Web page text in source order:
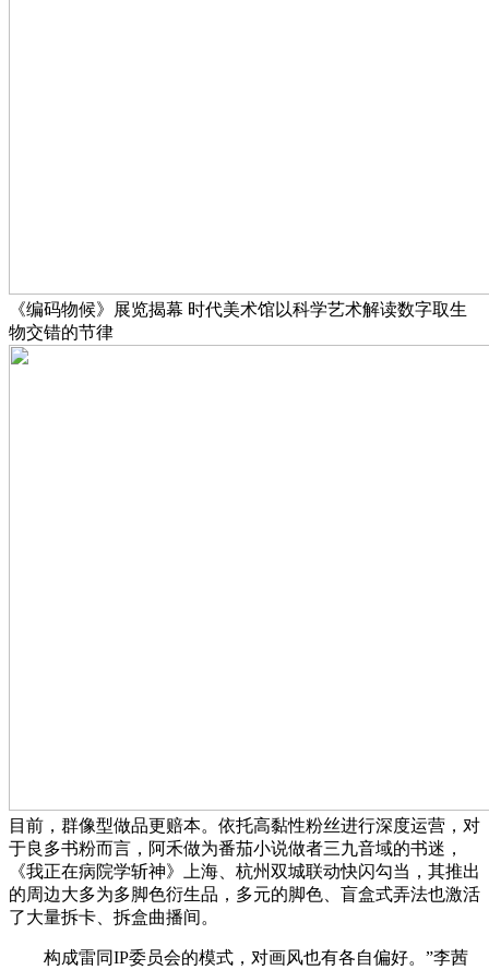
《编码物候》展览揭幕 时代美术馆以科学艺术解读数字取生
物交错的节律
目前，群像型做品更赔本。依托高黏性粉丝进行深度运营，对
于良多书粉而言，阿禾做为番茄小说做者三九音域的书迷，
《我正在病院学斩神》上海、杭州双城联动快闪勾当，其推出
的周边大多为多脚色衍生品，多元的脚色、盲盒式弄法也激活
了大量拆卡、拆盒曲播间。
构成雷同IP委员会的模式，对画风也有各自偏好。”李茜